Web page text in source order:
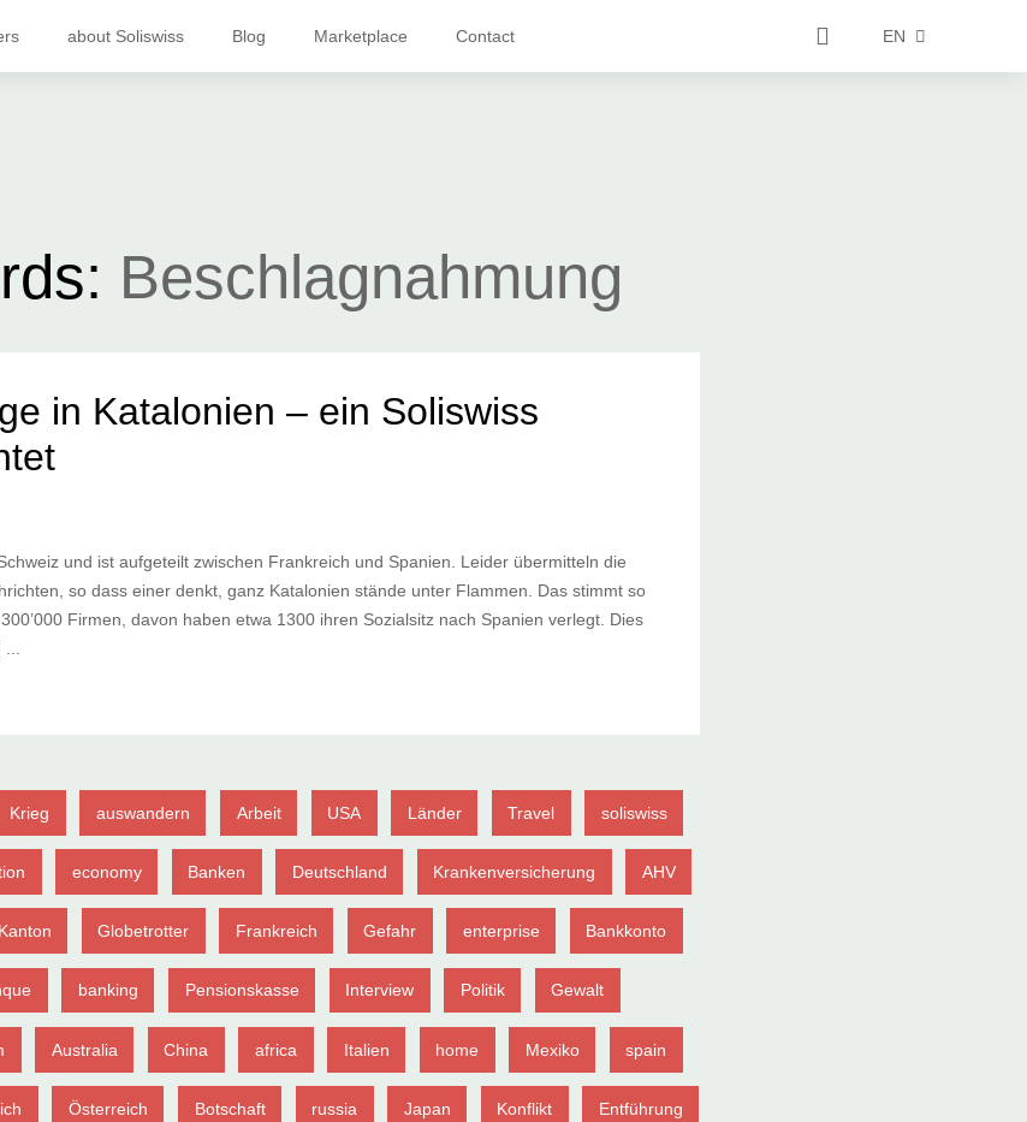
about Soliswiss Blog Marketplace Contact EN
Beschlagnahmung
in Katalonien – ein Soliswiss
und ist aufgeteilt zwischen Frankreich und Spanien. Leider übermitteln die
so dass einer denkt, ganz Katalonien stände unter Flammen. Das stimmt so
Firmen, davon haben etwa 1300 ihren Sozialsitz nach Spanien verlegt. Dies
Krieg auswandern Arbeit USA Länder Travel soliswiss
economy Banken Deutschland Krankenversicherung AHV
Kanton Globetrotter Frankreich Gefahr enterprise Bankkonto
banking Pensionskasse Interview Politik Gewalt
Australia China africa Italien home Mexiko spain
Österreich Botschaft russia Japan Konflikt Entführung